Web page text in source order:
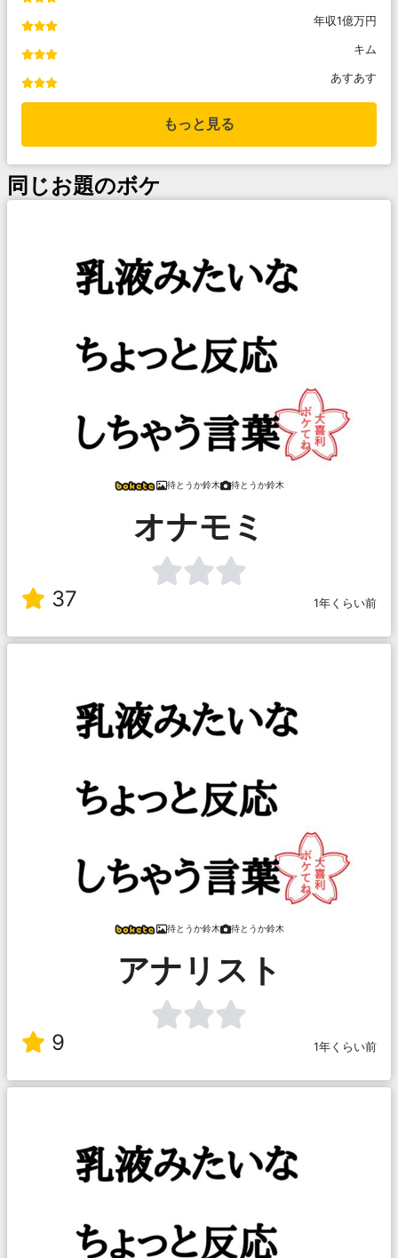
年収1億万円
キム
あすあす
もっと見る
同じお題のボケ
待とうか鈴木 待とうか鈴木
オナモミ
37 1年くらい前
待とうか鈴木 待とうか鈴木
アナリスト
9 1年くらい前